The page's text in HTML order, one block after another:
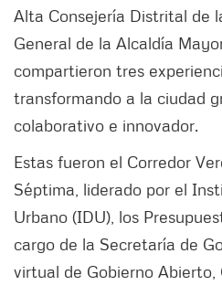
Alta Consejería Distrital de
General de la Alcaldía
compartieron tres
transformando a la ciudad
colaborativo e innovador.
Estas fueron el Corredor
Séptima, liderado por el
Urbano (IDU), los
cargo de la Secretaría de
virtual de Gobierno